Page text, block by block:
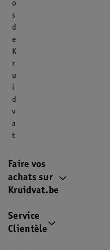
o
s
d
e
K
r
u
i
d
v
a
t
Faire vos
achats sur
Kruidvat.be
Service
Clientèle